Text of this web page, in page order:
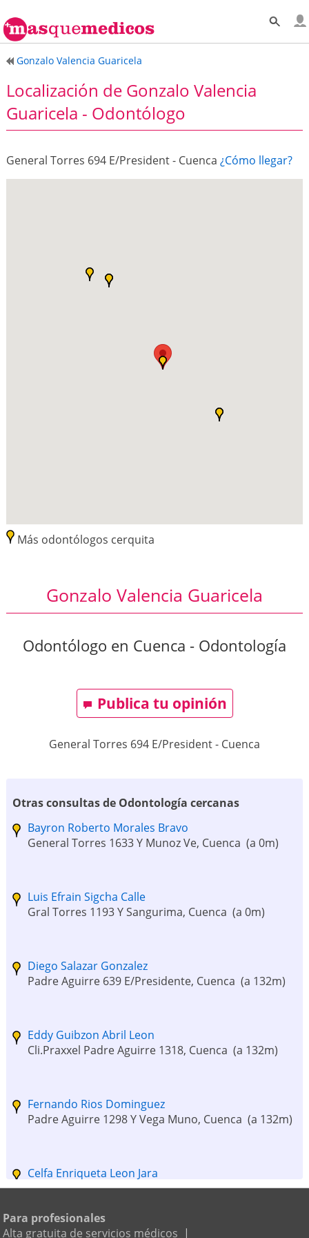
Gonzalo Valencia Guaricela
Localización de Gonzalo Valencia
Guaricela - Odontólogo
General Torres 694 E/President - Cuenca ¿Cómo llegar?
Más odontólogos cerquita
Gonzalo Valencia Guaricela
Odontólogo en Cuenca - Odontología
Publica tu opinión
General Torres 694 E/President- Cuenca
Otras consultas de Odontología cercanas
Bayron Roberto Morales Bravo
General Torres 1633 Y Munoz Ve, Cuenca (a 0m)
Luis Efrain Sigcha Calle
Gral Torres 1193 Y Sangurima, Cuenca (a 0m)
Diego Salazar Gonzalez
Padre Aguirre 639 E/Presidente, Cuenca (a 132m)
Eddy Guibzon Abril Leon
Cli.Praxxel Padre Aguirre 1318, Cuenca (a 132m)
Fernando Rios Dominguez
Padre Aguirre 1298 Y Vega Muno, Cuenca (a 132m)
Celfa Enriqueta Leon Jara
Tarqui 6-20 Y Larga, Cuenca(a 170m)
Para profesionales
Alta gratuita de servicios médicos |